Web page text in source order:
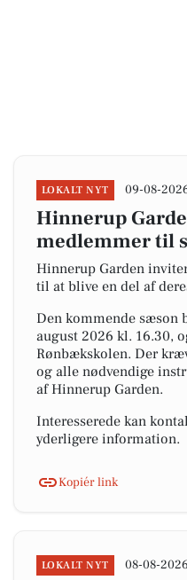
LOKALT NYT 09-08-
Hinnerup
medlemmer til
Hinnerup Garden
til at blive en del af
Den kommende sæson
august 2026 kl. 16.30,
Rønbækskolen. Der
og alle nødvendige
af Hinnerup Garden.
Interesserede kan
yderligere information.
Kopiér link
LOKALT NYT 08-08-